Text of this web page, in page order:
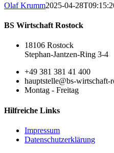
Olaf Krumm2025-04-
BS Wirtschaft Rostock
18106 Rostock
Stephan-Jantzen-Ring 3-4
+49 381 381 41 400
hauptstelle@bs-wirtschaft-
Montag - Freitag
Hilfreiche Links
Impressum
Datenschutzerklärung